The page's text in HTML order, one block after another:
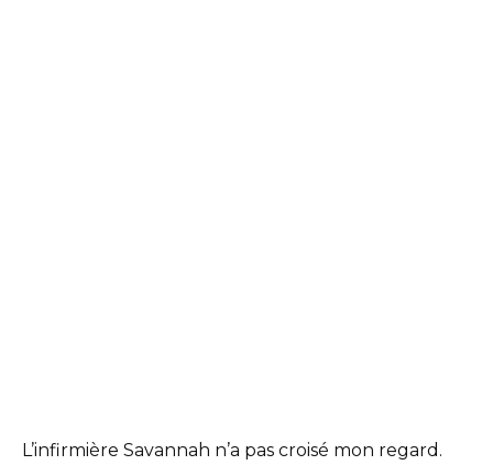
L’infirmière Savannah n’a pas croisé mon regard.